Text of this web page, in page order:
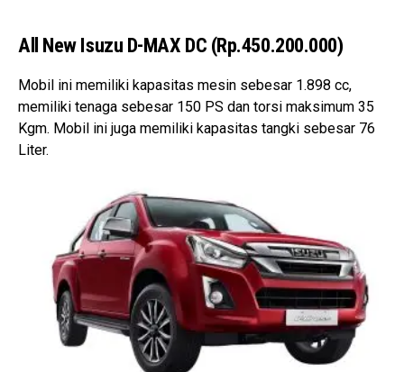
All New Isuzu D-MAX DC (Rp.450.200.000)
Mobil ini memiliki kapasitas mesin sebesar 1.898 cc,
memiliki tenaga sebesar 150 PS dan torsi maksimum 35
Kgm. Mobil ini juga memiliki kapasitas tangki sebesar 76
Liter.